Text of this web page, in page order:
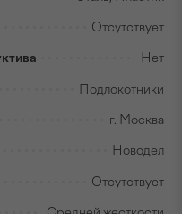
Отсутствует
Нет
Подлокотники
г. Москва
Новодел
Отсутствует